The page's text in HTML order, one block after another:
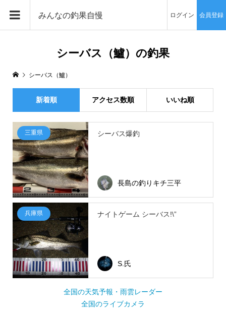
みんなの釣果自慢 ログイン 会員登録
シーバス（鱸）の釣果
シーバス（鱸）
新着順 アクセス数順 いいね順
三重県 シーバス爆釣
長島の釣りキチ三平
兵庫県 ナイトゲーム シーバス!\”
S.氏
全国の天気予報・雨雲レーダー
全国のライブカメラ